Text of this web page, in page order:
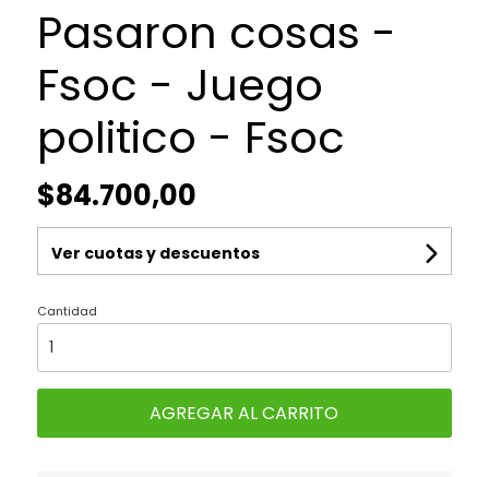
Pasaron cosas -
Fsoc - Juego
politico - Fsoc
$84.700,00
Ver cuotas y descuentos
Cantidad
AGREGAR AL CARRITO